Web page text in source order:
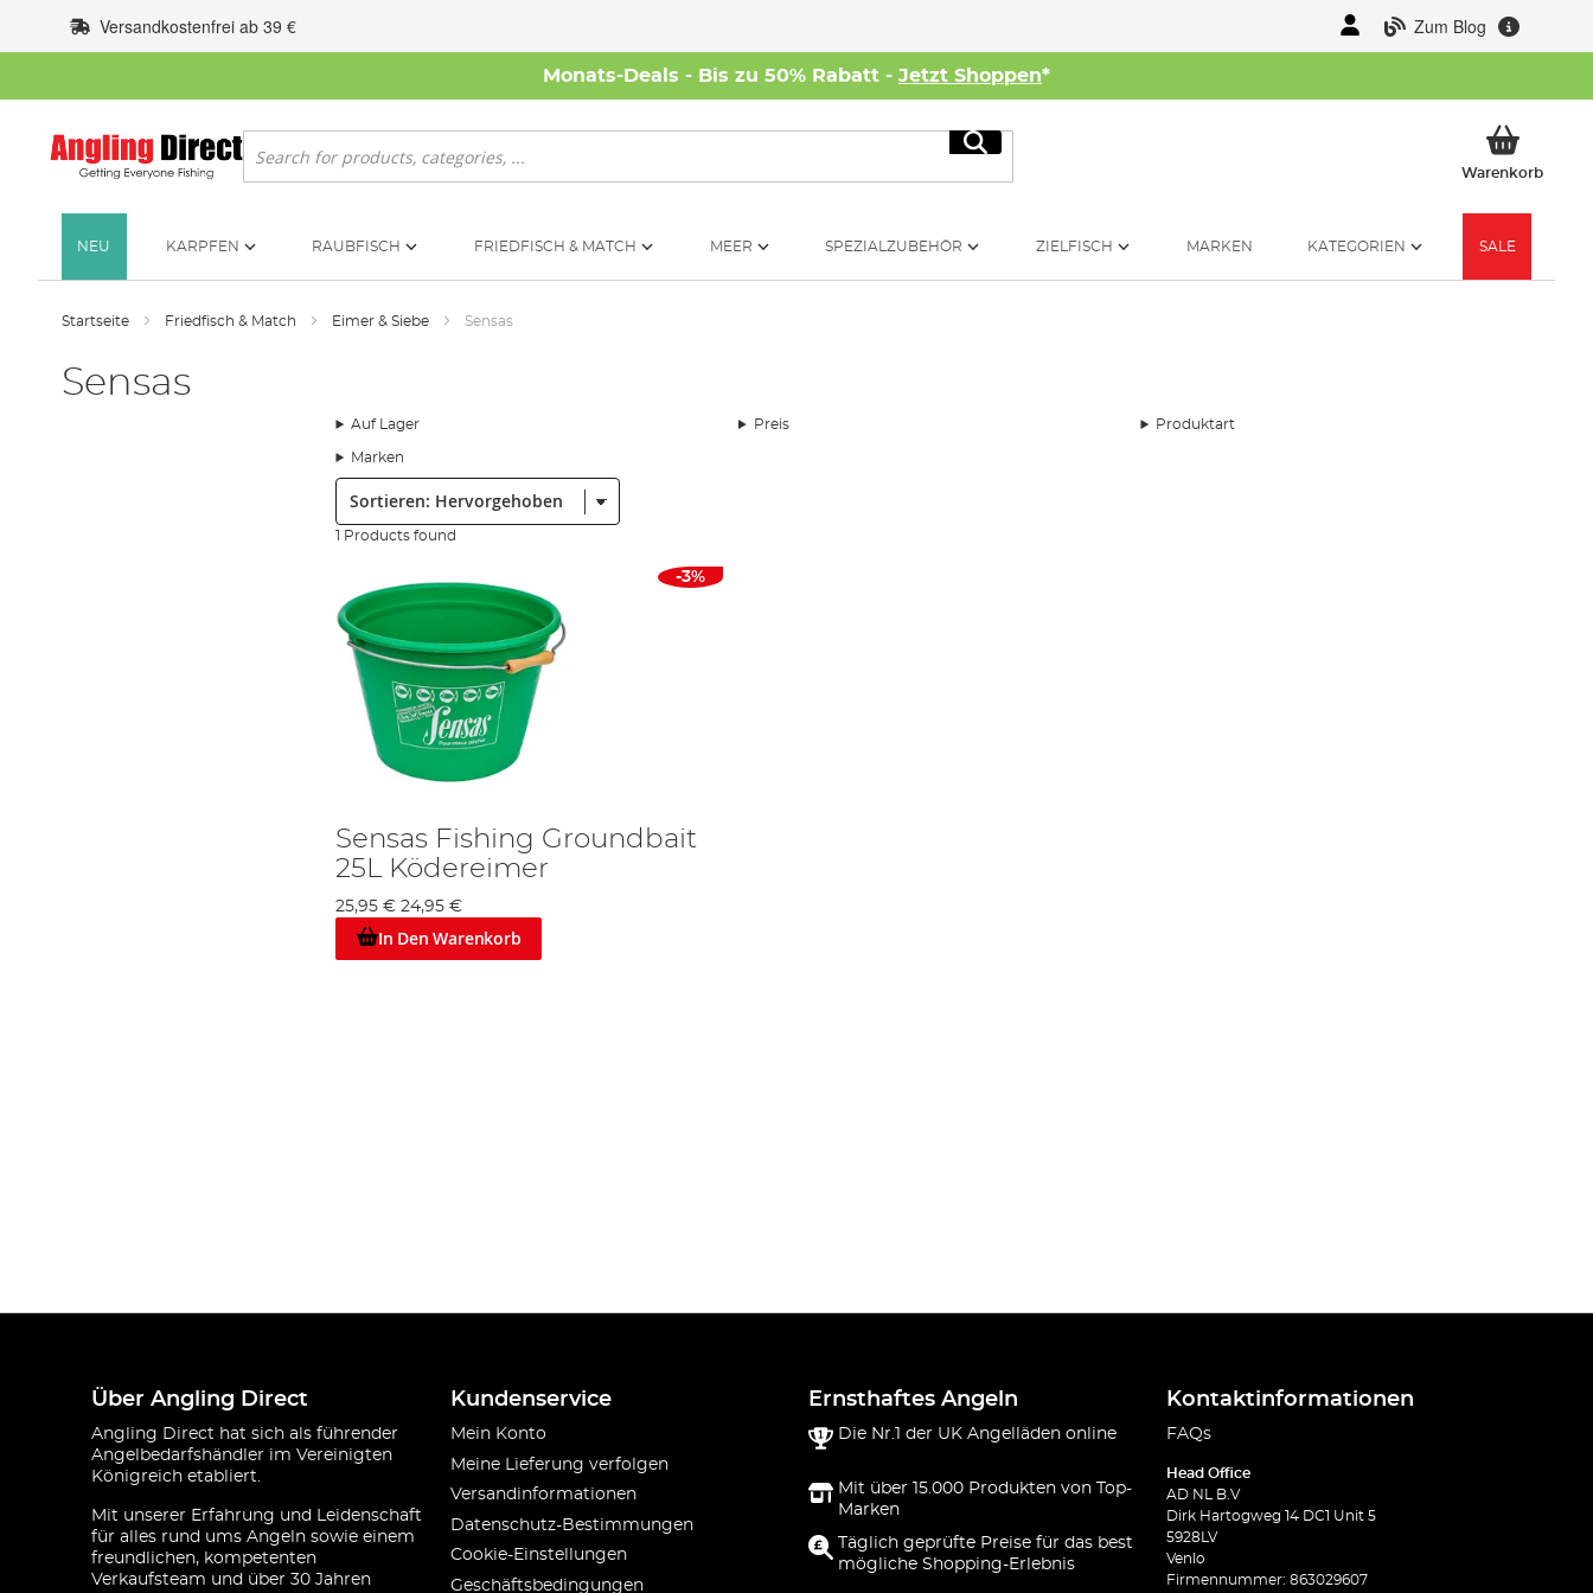
Inhalt
springen
Zum Blog
Versandkostenfrei ab 39 €
Monats-Deals - Bis zu 50% Rabatt - Jetzt Shoppen*
Suche
Suche
WarenkorbMein
NEU KARPFEN RAUBFISCH FRIEDFISCH & MATCH MEER SPEZIALZUBEHÖR ZIELFISCH MARKEN KATEGORIEN SALE
Startseite Friedfisch & Match Eimer & Siebe Sensas
Sensas
Auf Lager Preis Produktart
Marken
Sortieren:
1 Products found
-3%
Sensas Fishing Groundbait
25L Ködereimer
25,95 € 24,95 €
In Den Warenkorb
Über Angling Direct
Angling Direct hat sich als führender
Angelbedarfshändler im Vereinigten
Königreich etabliert.
Mit unserer Erfahrung und Leidenschaft
für alles rund ums Angeln sowie einem
freundlichen, kompetenten
Verkaufsteam und über 30 Jahren
Kundenservice
Mein Konto
Meine Lieferung verfolgen
Versandinformationen
Datenschutz-Bestimmungen
Cookie-Einstellungen
Geschäftsbedingungen
Ernsthaftes Angeln
Die Nr.1 der UK Angelläden online
Mit über 15.000 Produkten von Top-
Marken
Täglich geprüfte Preise für das best
mögliche Shopping-Erlebnis
Kontaktinformationen
FAQs
Head Office
AD NL B.V
Dirk Hartogweg 14 DC1 Unit 5
5928LV
Venlo
Firmennummer: 863029607